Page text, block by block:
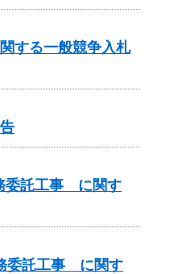
する一般競争入札
委託工事 に関す
委託工事 に関す